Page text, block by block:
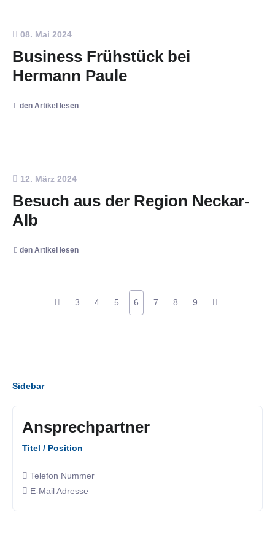
08. Mai 2024
Business Frühstück bei
Hermann Paule
den Artikel lesen
12. März 2024
Besuch aus der Region Neckar-
Alb
den Artikel lesen
3 4 5 6 7 8 9
Sidebar
Ansprechpartner
Titel / Position
Telefon Nummer
E-Mail Adresse